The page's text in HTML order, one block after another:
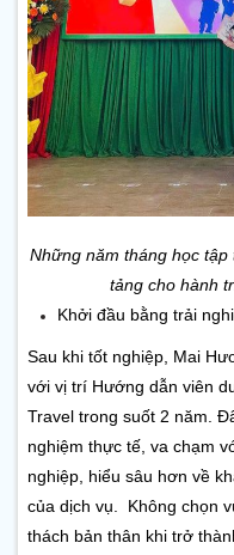
Những năm tháng học
tảng cho hành
Khởi đầu bằng trải
Sau khi tốt nghiệp, Mai
với vị trí Hướng dẫn viên
Travel trong suốt 2 năm.
nghiệm thực tế, va chạm
nghiệp, hiểu sâu hơn về
của dịch vụ. Không chọn
thách bản thân khi trở